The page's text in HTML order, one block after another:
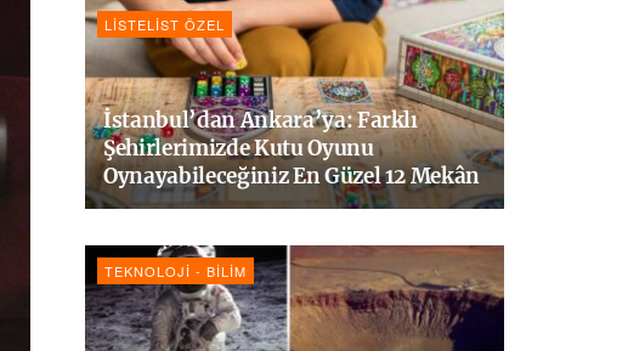
LISTELIST ÖZEL
İstanbul’dan Ankara’ya: Farklı
Şehirlerimizde Kutu Oyunu
Oynayabileceğiniz En Güzel 12 Mekân
TEKNOLOJI - BILIM